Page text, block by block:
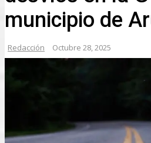
municipio de
Redacción Octubre 28, 2025